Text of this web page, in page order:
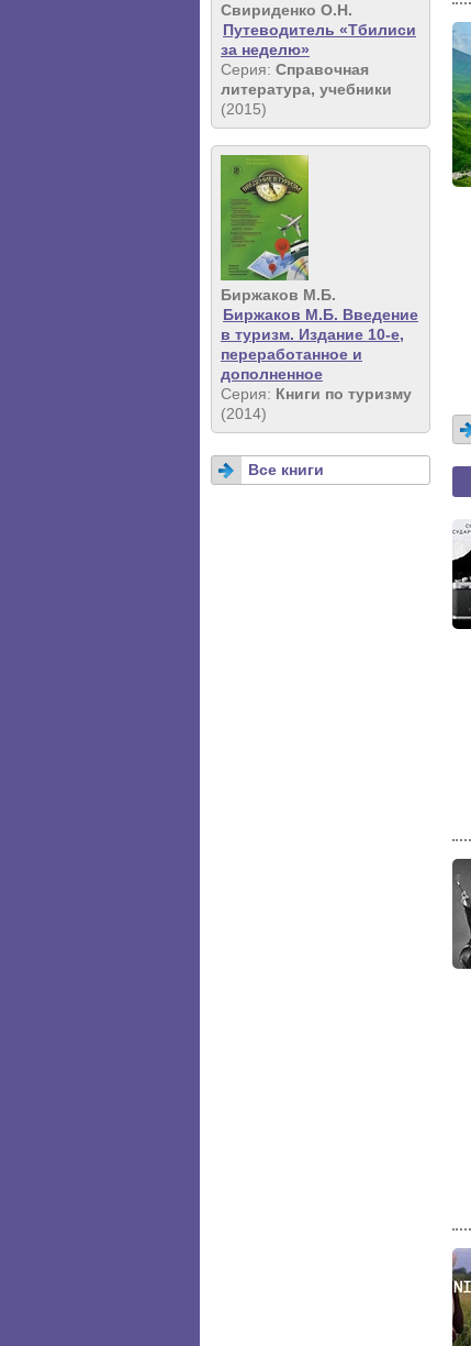
Свириденко О.Н.
Путеводитель «Тбилиси
за неделю»
Серия: Справочная
литература, учебники
(2015)
Биржаков М.Б.
Биржаков М.Б. Введение
в туризм. Издание 10-е,
переработанное и
дополненное
Серия: Книги по туризму
(2014)
Все книги